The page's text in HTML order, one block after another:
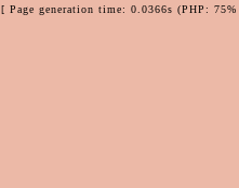
[ Page generation time: 0.0366s (PHP: